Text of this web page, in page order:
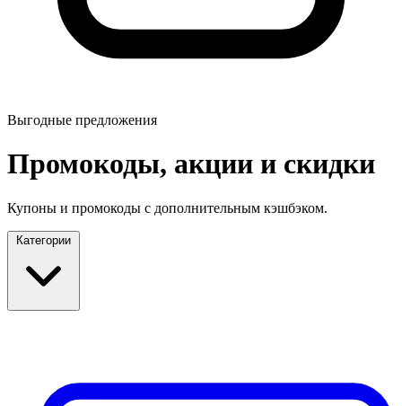
Выгодные предложения
Промокоды, акции и скидки
Купоны и промокоды с дополнительным кэшбэком.
Категории